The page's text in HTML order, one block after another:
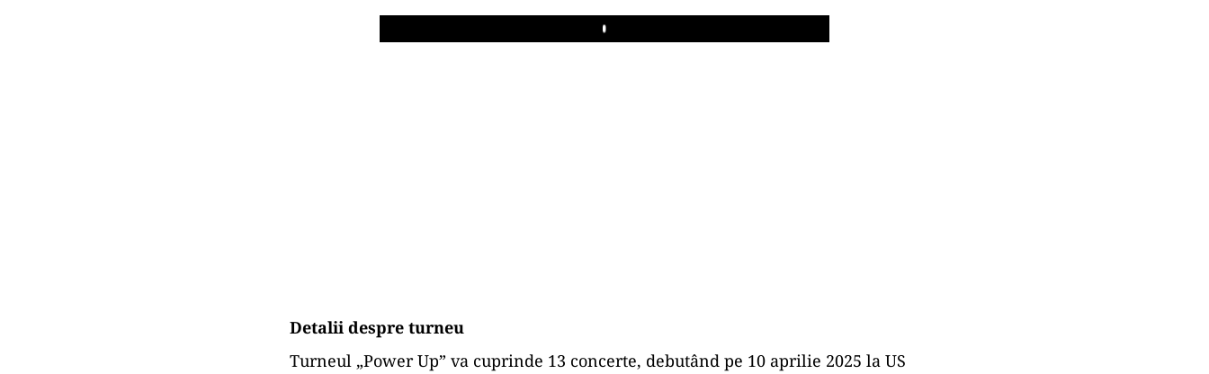
Play
Detalii despre turneu
Turneul „Power Up” va cuprinde 13 concerte, debutând pe 10 aprilie 2025 la US